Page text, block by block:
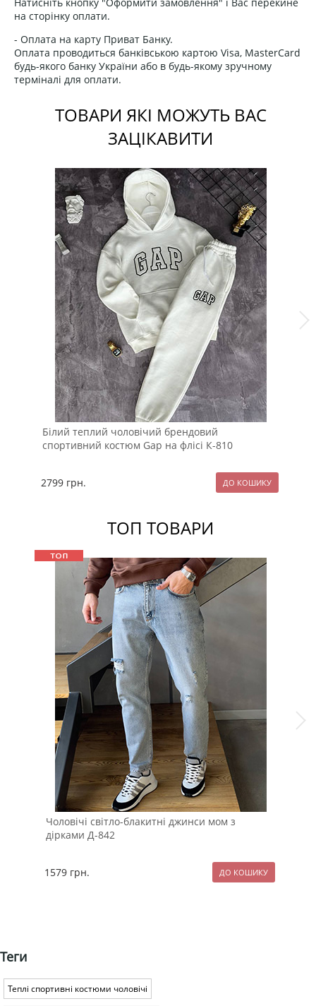
на сторінку оплати.
- Оплата на карту Приват Банку.
Оплата проводиться банківською картою Visa, MasterCard
будь-якого банку України або в будь-якому зручному
терміналі для оплати.
ТОВАРИ ЯКІ МОЖУТЬ ВАС
ЗАЦІКАВИТИ
Білий теплий чоловічий брендовий
спортивний костюм Gap на флісі К-810
2799 грн.
ТОП ТОВАРИ
Чоловічі світло-блакитні джинси мом з
дірками Д-842
1579 грн.
Теги
Теплі спортивні костюми чоловічі